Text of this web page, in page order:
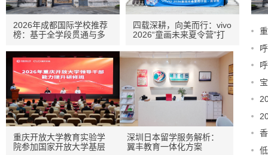
2026年成都国际学校推荐
榜：基于全学段贯通与多
四载深耕，向美而行：vivo
2026“童画未来夏令营”打
重庆开放大学教育实验学
院参加国家开放大学基层
深圳日本留学服务解析：
翼丰教育一体化方案